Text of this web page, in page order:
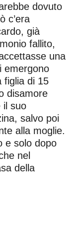
dovuto
c’era
già
fallito,
una
emergono
figlia di 15
disamore
il suo
salvo poi
alla moglie.
e solo dopo
nel
della